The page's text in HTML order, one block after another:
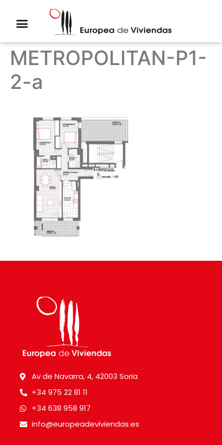
METROPOLITAN-P1-
2-a
Av de Navarra, 4, 42003 Soria
+34 975 22 81 11
+34 638 958 917
info@europeadeviviendas.es